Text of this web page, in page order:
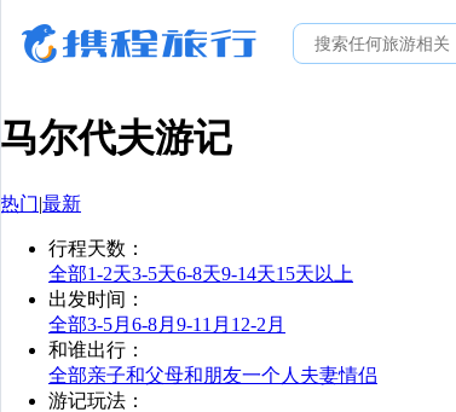
马尔代夫游记
热门|最新
行程天数 ：
全部1-2天3-5天6-8天9-14天15天以上
出发时间 ：
全部3-5月 6-8月 9-11月 12-2月
和谁出行 ：
全部亲子和父母和朋友一个人 夫妻情侣
游记玩法 ：